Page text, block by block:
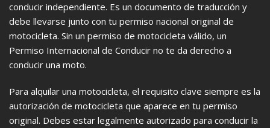
conducir independiente. Es un documento de traducción y
debe llevarse junto con tu permiso nacional original de
motocicleta. Sin un permiso de motocicleta válido, un
Permiso Internacional de Conducir no te da derecho a
conducir una moto.
Para alquilar una motocicleta, el requisito clave siempre es la
autorización de motocicleta que aparece en tu permiso
original. Debes estar legalmente autorizado para conducir la